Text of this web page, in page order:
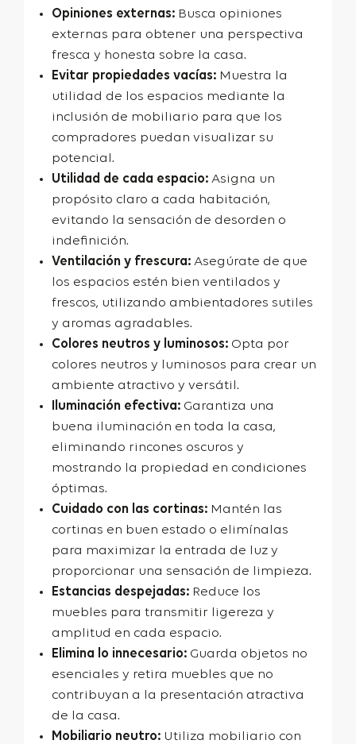
Opiniones externas: Busca opiniones
externas para obtener una perspectiva
fresca y honesta sobre la casa.
Evitar propiedades vacías: Muestra la
utilidad de los espacios mediante la
inclusión de mobiliario para que los
compradores puedan visualizar su
potencial.
Utilidad de cada espacio: Asigna un
propósito claro a cada habitación,
evitando la sensación de desorden o
indefinición.
Ventilación y frescura: Asegúrate de que
los espacios estén bien ventilados y
frescos, utilizando ambientadores sutiles
y aromas agradables.
Colores neutros y luminosos: Opta por
colores neutros y luminosos para crear un
ambiente atractivo y versátil.
Iluminación efectiva: Garantiza una
buena iluminación en toda la casa,
eliminando rincones oscuros y
mostrando la propiedad en condiciones
óptimas.
Cuidado con las cortinas: Mantén las
cortinas en buen estado o elimínalas
para maximizar la entrada de luz y
proporcionar una sensación de limpieza.
Estancias despejadas: Reduce los
muebles para transmitir ligereza y
amplitud en cada espacio.
Elimina lo innecesario: Guarda objetos no
esenciales y retira muebles que no
contribuyan a la presentación atractiva
de la casa.
Mobiliario neutro: Utiliza mobiliario con